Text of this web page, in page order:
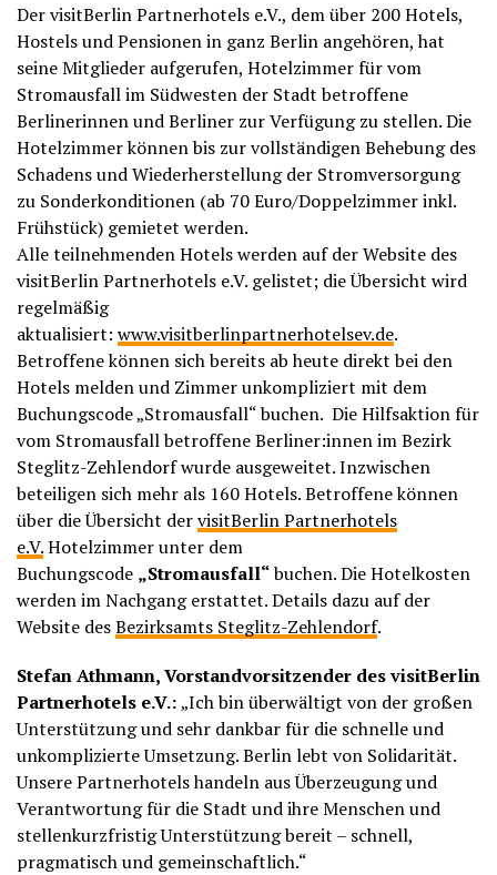
Der visitBerlin Partnerhotels e.V., dem über 200 Hotels,
Hostels und Pensionen in ganz Berlin angehören, hat
seine Mitglieder aufgerufen, Hotelzimmer für vom
Stromausfall im Südwesten der Stadt betroffene
Berlinerinnen und Berliner zur Verfügung zu stellen. Die
Hotelzimmer können bis zur vollständigen Behebung des
Schadens und Wiederherstellung der Stromversorgung
zu Sonderkonditionen (ab 70 Euro/Doppelzimmer inkl.
Frühstück) gemietet werden.
Alle teilnehmenden Hotels werden auf der Website des
visitBerlin Partnerhotels e.V. gelistet; die Übersicht wird
regelmäßig
aktualisiert: www.visitberlinpartnerhotelsev.de.
Betroffene können sich bereits ab heute direkt bei den
Hotels melden und Zimmer unkompliziert mit dem
Buchungscode „Stromausfall“ buchen. Die Hilfsaktion für
vom Stromausfall betroffene Berliner:innen im Bezirk
Steglitz-Zehlendorf wurde ausgeweitet. Inzwischen
beteiligen sich mehr als 160 Hotels. Betroffene können
über die Übersicht dervisitBerlin Partnerhotels
e.V.Hotelzimmer unter dem
Buchungscode „Stromausfall“buchen. Die Hotelkosten
werden im Nachgang erstattet. Details dazu auf der
Website desBezirksamts Steglitz-Zehlendorf.
Stefan Athmann, Vorstandvorsitzender des visitBerlin
Partnerhotels e.V.:„Ich bin überwältigt von der großen
Unterstützung und sehr dankbar für die schnelle und
unkomplizierte Umsetzung. Berlin lebt von Solidarität.
Unsere Partnerhotels handeln aus Überzeugung und
Verantwortung für die Stadt und ihre Menschen und
stellenkurzfristig Unterstützung bereit – schnell,
pragmatisch und gemeinschaftlich.“